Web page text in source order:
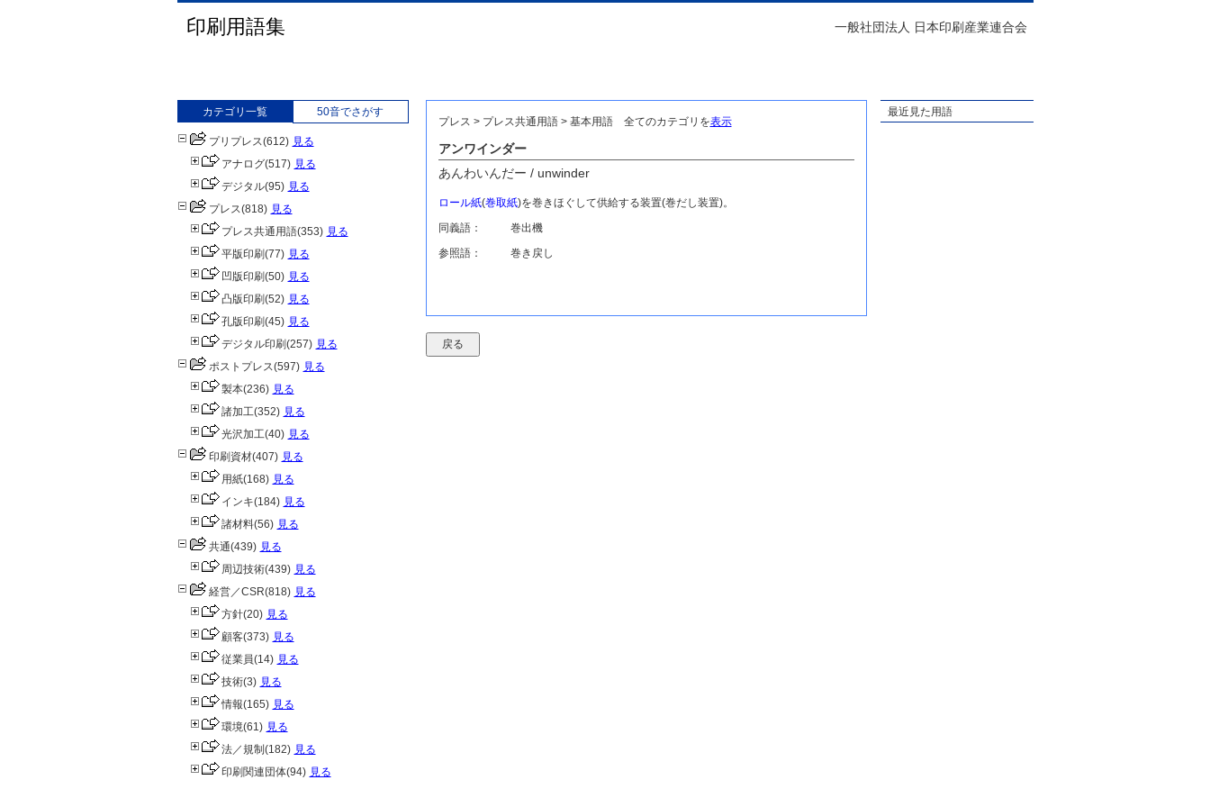
印刷用語集 一般社団法人 日本印刷産業連合会
カテゴリ一覧 50音でさがす
プリプレス(612) 見る
アナログ(517) 見る
デジタル(95) 見る
プレス(818) 見る
プレス共通用語(353) 見る
平版印刷(77) 見る
凹版印刷(50) 見る
凸版印刷(52) 見る
孔版印刷(45) 見る
デジタル印刷(257) 見る
ポストプレス(597) 見る
製本(236) 見る
諸加工(352) 見る
光沢加工(40) 見る
印刷資材(407) 見る
用紙(168) 見る
インキ(184) 見る
諸材料(56) 見る
共通(439) 見る
周辺技術(439) 見る
経営／CSR(818) 見る
方針(20) 見る
顧客(373) 見る
従業員(14) 見る
技術(3) 見る
情報(165) 見る
環境(61) 見る
法／規制 (182) 見る
印刷関連団体(94) 見る
プレス > プレス共通用語 > 基本用語全てのカテゴリを表示
アンワインダー
あんわいんだー / unwinder
ロール紙(巻取紙)を巻きほぐして供給する装置(巻だし装置)。
同義語：
巻出機
参照語：
巻き戻し
最近見た用語